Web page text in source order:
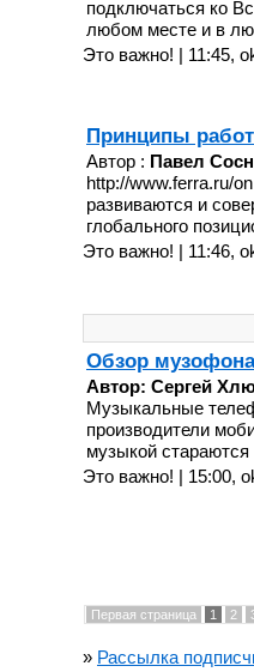
подключаться ко
любом месте и в
Это важно! | 11:45,
Принципы
Автор : Павел
http://www.ferra.ru/
развиваются и
глобального
Это важно! | 11:46,
Обзор
Автор: Сергей
Музыкальные
производители
музыкой
Это важно! | 15:00,
Первая страница 1 2
» Рассылка